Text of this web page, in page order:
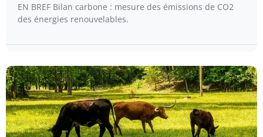
EN BREF Bilan carbone : mesure des émissions de CO2
des énergies renouvelables.